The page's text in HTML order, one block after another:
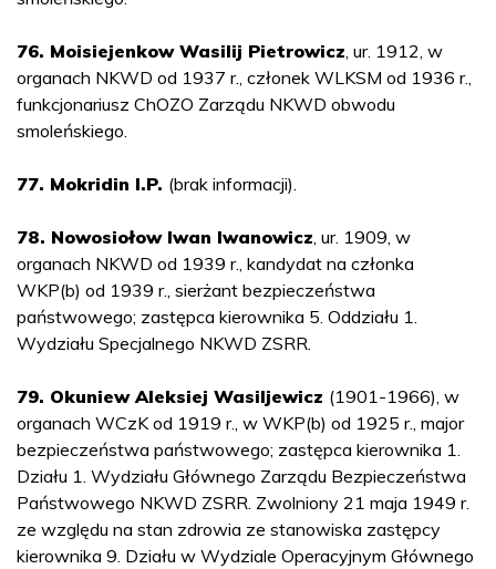
76. Moisiejenkow Wasilij Pietrowicz , ur. 1912, w
organach NKWD od 1937 r., członek WLKSM od 1936 r.,
funkcjonariusz ChOZO Zarządu NKWD obwodu
smoleńskiego.
77. Mokridin I.P. (brak informacji).
78. Nowosiołow Iwan Iwanowicz , ur. 1909, w
organach NKWD od 1939 r., kandydat na członka
WKP(b) od 1939 r., sierżant bezpieczeństwa
państwowego; zastępca kierownika 5. Oddziału 1.
Wydziału Specjalnego NKWD ZSRR.
79. Okuniew Aleksiej Wasiljewicz (1901-1966), w
organach WCzK od 1919 r., w WKP(b) od 1925 r., major
bezpieczeństwa państwowego; zastępca kierownika 1.
Działu 1. Wydziału Głównego Zarządu Bezpieczeństwa
Państwowego NKWD ZSRR. Zwolniony 21 maja 1949 r.
ze względu na stan zdrowia ze stanowiska zastępcy
kierownika 9. Działu w Wydziale Operacyjnym Głównego